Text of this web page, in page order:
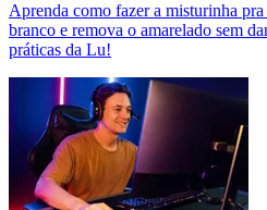
Aprenda como fazer a misturinha
branco e remova o amarelado sem
práticas da Lu!